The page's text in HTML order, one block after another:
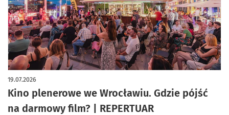
Kino plenerowe we Wrocławiu. Gdzie pójść
na darmowy film? | REPERTUAR
19.07.2026